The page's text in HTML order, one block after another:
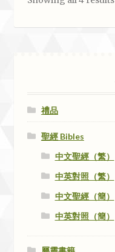
禮品
聖經 Bibles
中文聖經（繁）
中英對照（繁）
中文聖經（簡）
中英對照（簡）